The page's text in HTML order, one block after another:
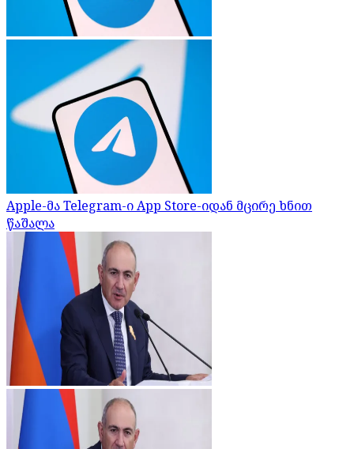
Apple-მა Telegram-ი App Store-იდან მცირე ხნით
წაშალა